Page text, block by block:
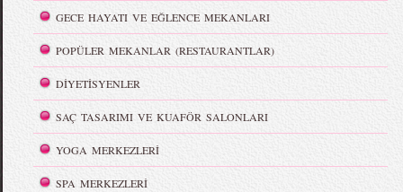
GECE HAYATI VE EĞLENCE MEKANLARI
POPÜLER MEKANLAR (RESTAURANTLAR)
DİYETİSYENLER
SAÇ TASARIMI VE KUAFÖR SALONLARI
YOGA MERKEZLERİ
SPA MERKEZLERİ